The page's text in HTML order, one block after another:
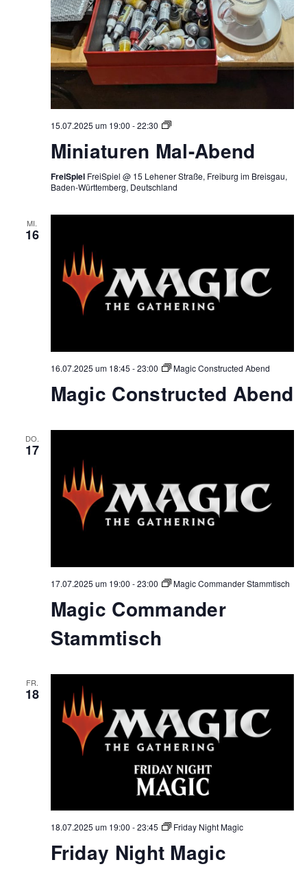
15.07.2025 um 19:00 -22:30
Miniaturen
Abend
Miniaturen Mal-Abend
FreiSpiel FreiSpiel @ 15 Lehener Straße, Freiburg im Breisgau,
Baden-Württemberg, Deutschland
MI.
16
16.07.2025 um 18:45 -23:00 Magic Constructed Abend
Magic Constructed Abend
DO.
17
17.07.2025 um 19:00 -23:00 Magic Commander Stammtisch
Magic Commander
Stammtisch
FR.
18
18.07.2025 um 19:00 -23:45 Friday Night Magic
Friday Night Magic